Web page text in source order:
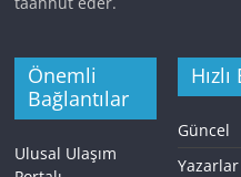
Önemli
Bağlantılar
Ulusal Ulaşım
Güncel
Yazarlar